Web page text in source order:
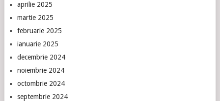
aprilie 2025
martie 2025
februarie 2025
ianuarie 2025
decembrie 2024
noiembrie 2024
octombrie 2024
septembrie 2024